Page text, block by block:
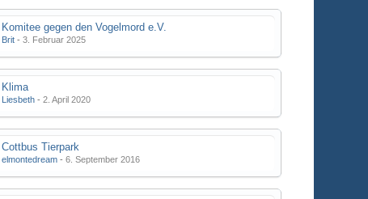
Komitee gegen den Vogelmord e.V.
Brit - 3. Februar 2025
Klima
Liesbeth - 2. April 2020
Cottbus Tierpark
elmontedream - 6. September 2016